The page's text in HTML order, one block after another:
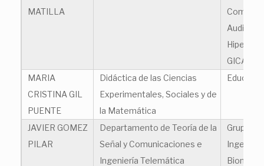
MATILLA
GICAVH
MARIA
CRISTINA GIL
PUENTE
Didáctica de las Ciencias
Experimentales, Sociales y de
la Matemática
JAVIER GOMEZ
PILAR
Departamento de Teoría de la
Señal y Comunicaciones e
Ingeniería Telemática
Grupo de